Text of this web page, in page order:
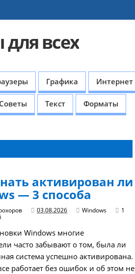
всех
Графика Интернет
Советы Текст Форматы
активирован ли
— 3 способа
03.08.2026 Windows
1
Windows многие
часто забывают о том, была ли
система успешно активирована.
работает без ошибок и об этом не